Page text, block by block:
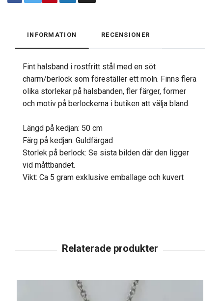
INFORMATION RECENSIONER
Fint halsband i rostfritt stål med en söt
charm/berlock som föreställer ett moln. Finns flera
olika storlekar på halsbanden, fler färger, former
och motiv på berlockerna i butiken att välja bland.
Längd på kedjan: 50 cm
Färg på kedjan: Guldfärgad
Storlek på berlock: Se sista bilden där den ligger
vid måttbandet.
Vikt: Ca 5 gram exklusive emballage och kuvert